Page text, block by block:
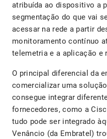
atribuída ao dispositivo a
segmentação do que vai
acessar na rede a partir
monitoramento contínuo
telemetria e a aplicação e
O principal diferencial da
comercializar uma
consegue integrar
fornecedores, como a
tudo pode ser integrado
Venâncio (da Embratel)